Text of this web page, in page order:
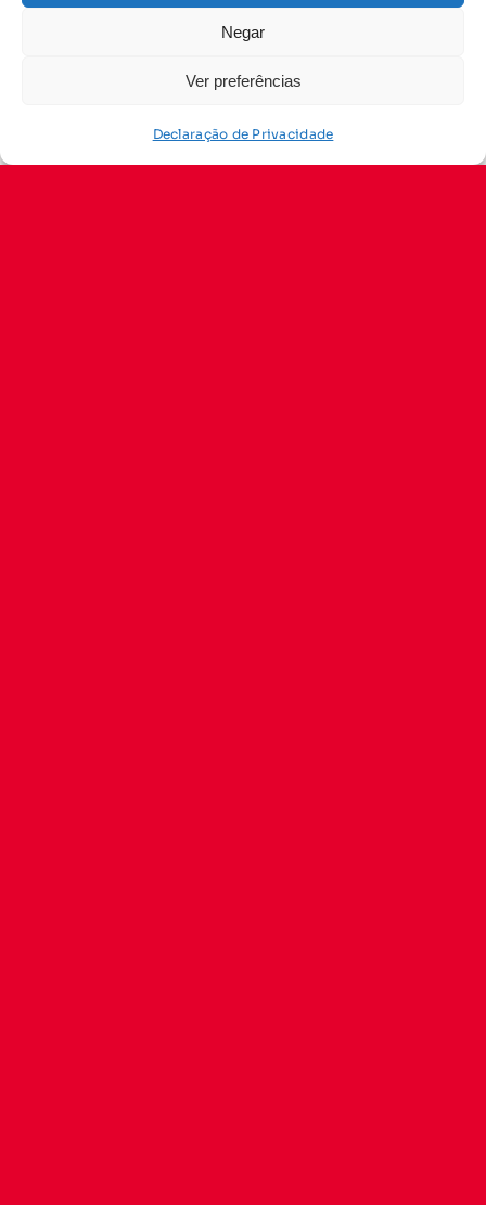
Negar
Ver preferências
Declaração de Privacidade
Se és vítima ou
conheces alguém
que foi, pede
ajuda!